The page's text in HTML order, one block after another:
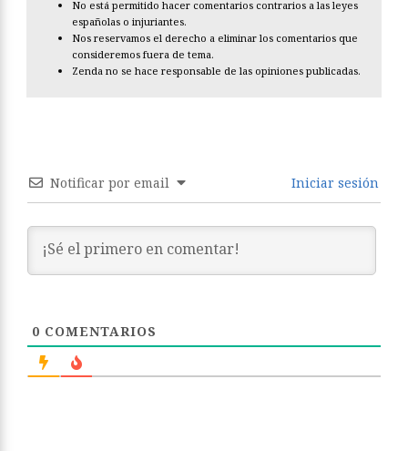
No está permitido hacer comentarios contrarios a las leyes
españolas o injuriantes.
Nos reservamos el derecho a eliminar los comentarios que
consideremos fuera de tema.
Zenda no se hace responsable de las opiniones publicadas.
Notificar por email Iniciar sesión
0 COMENTARIOS